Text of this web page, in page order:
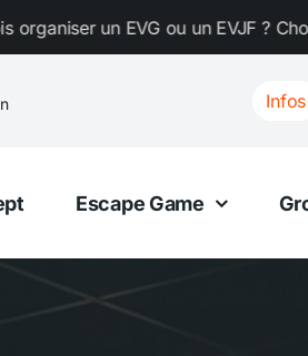
Choisis ta formule chez
Infos
Escape Game